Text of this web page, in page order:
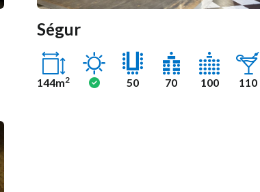
Ségur
144m2
Ensoleillé
Oui
50
70 100 110